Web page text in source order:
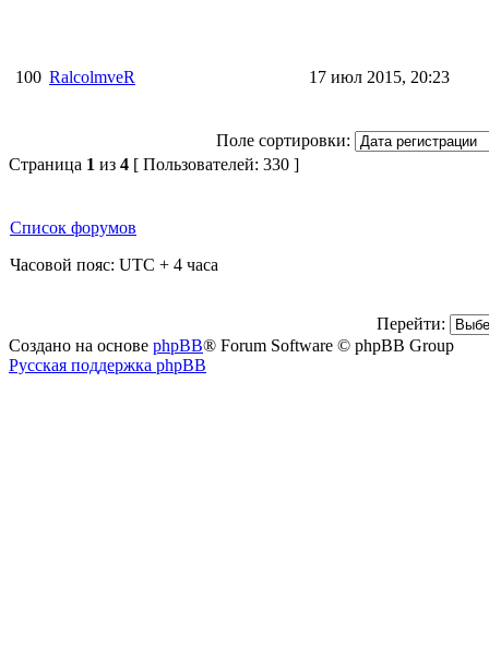
100 RalcolmveR 17 июл 2015, 20:23
Поле сортировки:
Страница 1 из 4 [ Пользователей: 330 ]
Список форумов
Часовой пояс: UTC + 4 часа
Перейти:
Создано на основе phpBB® Forum Software © phpBB Group
Русская поддержка phpBB